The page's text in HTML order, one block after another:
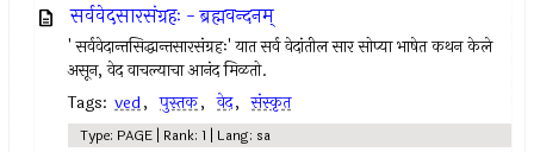
सर्ववेदसारसंग्रहः - ब्रह्मवन्दनम्
' सर्ववेदान्तसिद्धान्तसारसंग्रहः' यात सर्व वेदांतील सार सोप्या भाषेत कथन केले
असून, वेद वाचल्याचा आनंद मिळतो.
Tags: ved, पुस्तक, वेद, संस्कृत
Type: PAGE | Rank: 1 | Lang: sa